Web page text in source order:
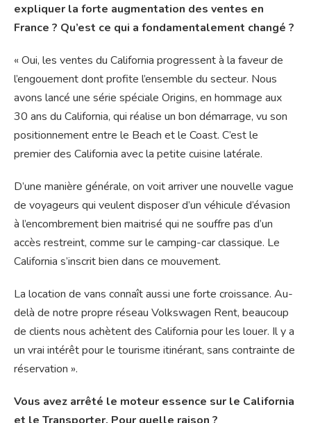
expliquer la forte augmentation des ventes en
France ? Qu’est ce qui a fondamentalement changé ?
« Oui, les ventes du California progressent à la faveur de
l’engouement dont profite l’ensemble du secteur. Nous
avons lancé une série spéciale Origins, en hommage aux
30 ans du California, qui réalise un bon démarrage, vu son
positionnement entre le Beach et le Coast. C’est le
premier des California avec la petite cuisine latérale.
D’une manière générale, on voit arriver une nouvelle vague
de voyageurs qui veulent disposer d’un véhicule d’évasion
à l’encombrement bien maitrisé qui ne souffre pas d’un
accès restreint, comme sur le camping-car classique. Le
California s’inscrit bien dans ce mouvement.
La location de vans connaît aussi une forte croissance. Au-
delà de notre propre réseau Volkswagen Rent, beaucoup
de clients nous achètent des California pour les louer. Il y a
un vrai intérêt pour le tourisme itinérant, sans contrainte de
réservation ».
Vous avez arrêté le moteur essence sur le California